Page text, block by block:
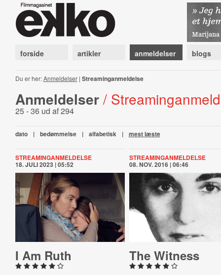
forside artikler anmeldelser blogs
Du er her:Anmeldelser| Streaminganmeldelse
Anmeldelser /
25 - 36 ud af 294
dato | bedømmelse | alfabetisk | mest læste
STREAMINGANMELDELSE
18. JULI 2023 | 05:52
I Am Ruth
STREAMINGANMELDELSE
08. NOV. 2016 | 06:46
The Witness